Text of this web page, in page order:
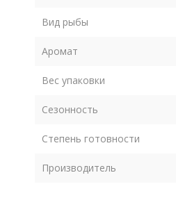
Вид рыбы
Аромат
Вес упаковки
Сезонность
Степень готовности
Производитель